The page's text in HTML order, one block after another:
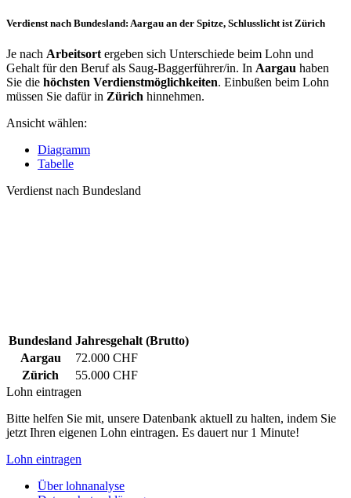
Verdienst nach Bundesland: Aargau an der Spitze, Schlusslicht ist Zürich
Je nach Arbeitsort ergeben sich Unterschiede beim Lohn und
Gehalt für den Beruf als Saug-Baggerführer/in. In Aargau haben
Sie die höchsten Verdienstmöglichkeiten. Einbußen beim Lohn
müssen Sie dafür in Zürich hinnehmen.
Ansicht wählen:
Diagramm
Tabelle
Verdienst nach Bundesland
Bundesland Jahresgehalt (Brutto)
Aargau
72.000 CHF
Zürich
55.000 CHF
Lohn eintragen
Bitte helfen Sie mit, unsere Datenbank aktuell zu halten, indem Sie
jetzt Ihren eigenen Lohn eintragen. Es dauert nur 1 Minute!
Lohn eintragen
Über lohnanalyse